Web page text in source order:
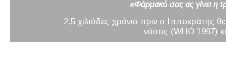
«Φάρμακό σας ας γίνει η
2,5 χιλιάδες χρόνια πριν ο Ιπποκράτης
νόσος (WHO 1997)